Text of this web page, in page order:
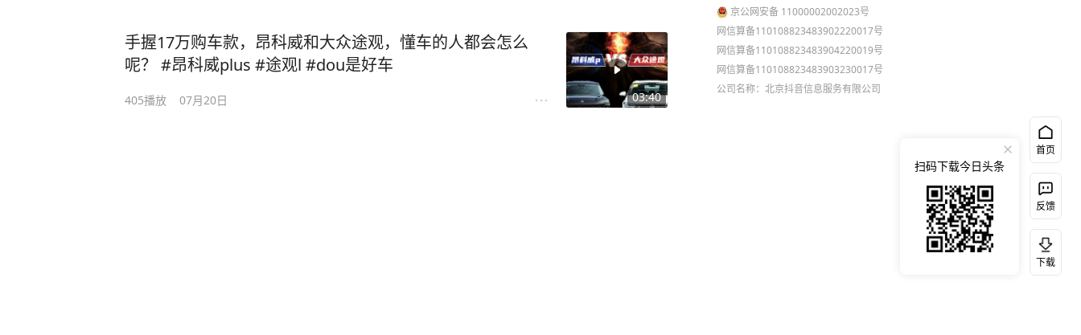
03:40
手握17万购车款，昂科威和大众途观，懂车的人都会怎么
呢？ #昂科威plus #途观l #dou是好车
405播放 07月20日
京公网安备 11000002002023号
网信算备110108823483902220017号
网信算备110108823483904220019号
网信算备110108823483903230017号
公司名称：北京抖音信息服务有限公司
首页
反馈
下载
扫码下载今日头条